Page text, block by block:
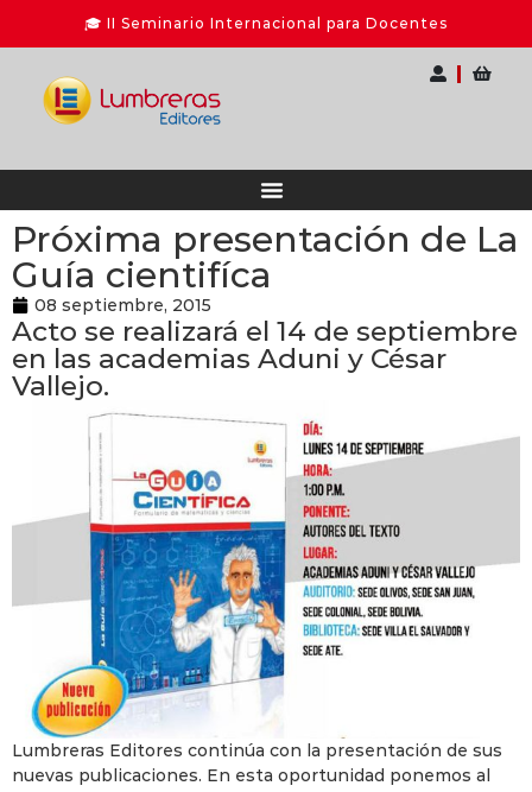
Próxima presentación de La
Guía cientifíca
08 septiembre, 2015
Acto se realizará el 14 de septiembre
en las academias Aduni y César
Vallejo.
Lumbreras Editores continúa con la presentación de sus
nuevas publicaciones. En esta oportunidad ponemos al